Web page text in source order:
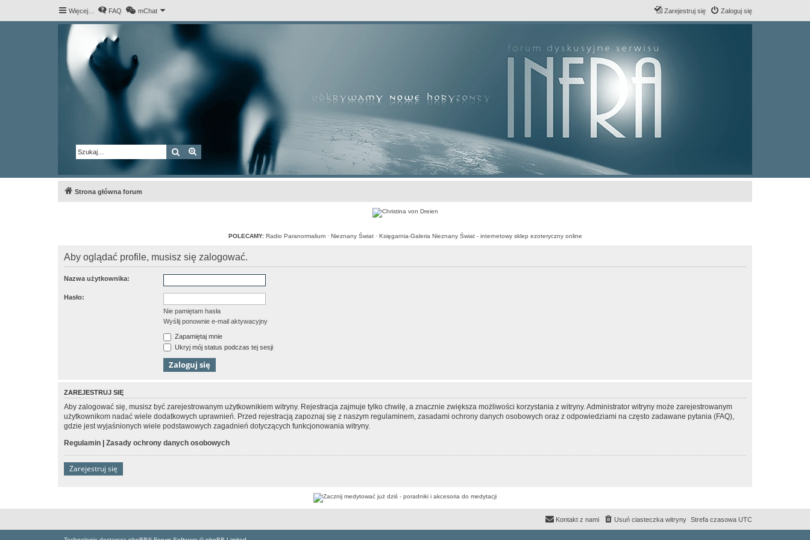
Więcej… FAQ mChat Zaloguj się
Zarejestruj się
Szukaj Wyszukiwanie zaawansowane
Strona główna forum
POLECAMY: Radio Paranormalium· Nieznany Świat· Księgarnia-Galeria Nieznany Świat - internetowy sklep ezoteryczny online
Aby oglądać profile, musisz się zalogować.
Nazwa użytkownika:
Hasło:
Nie pamiętam hasła
Wyślij ponownie e-mail aktywacyjny
Zapamiętaj mnie
Ukryj mój status podczas tej sesji
ZAREJESTRUJ SIĘ
Aby zalogować się, musisz być zarejestrowanym użytkownikiem witryny. Rejestracja zajmuje tylko chwilę, a znacznie zwiększa możliwości korzystania z witryny. Administrator witryny może zarejestrowanym
użytkownikom nadać wiele dodatkowych uprawnień. Przed rejestracją zapoznaj się z naszym regulaminem, zasadami ochrony danych osobowych oraz z odpowiedziami na często zadawane pytania (FAQ),
gdzie jest wyjaśnionych wiele podstawowych zagadnień dotyczących funkcjonowania witryny.
Regulamin | Zasady ochrony danych osobowych
Zarejestruj się
Strefa czasowa UTC
Usuń ciasteczka witryny
Kontakt z nami